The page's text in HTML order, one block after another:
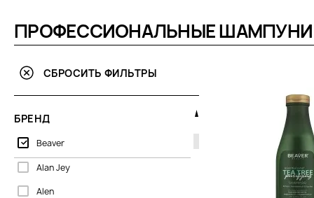
ПРОФЕССИОНАЛЬНЫЕ ШАМПУНИ
СБРОСИТЬ ФИЛЬТРЫ
БРЕНД
Beaver
Alan Jey
Alen